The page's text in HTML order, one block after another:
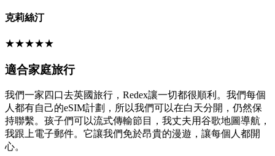
克莉絲汀
★★★★★
適合家庭旅行
我們一家四口去英國旅行，Redex讓一切都很順利。我們每個
人都有自己的eSIM計劃，所以我們可以在白天分開，仍然保
持聯繫。孩子們可以流式傳輸節目，我丈夫用谷歌地圖導航，
我跟上電子郵件。它讓我們免於昂貴的漫遊，讓每個人都開
心。